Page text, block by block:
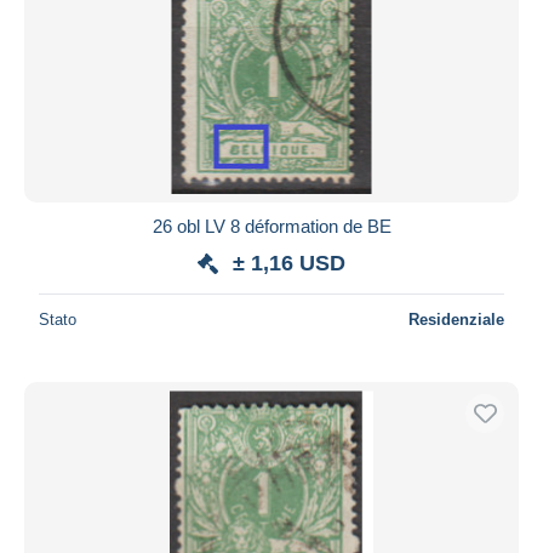
26 obl LV 8 déformation de BE
± 1,16 USD
Stato Residenziale